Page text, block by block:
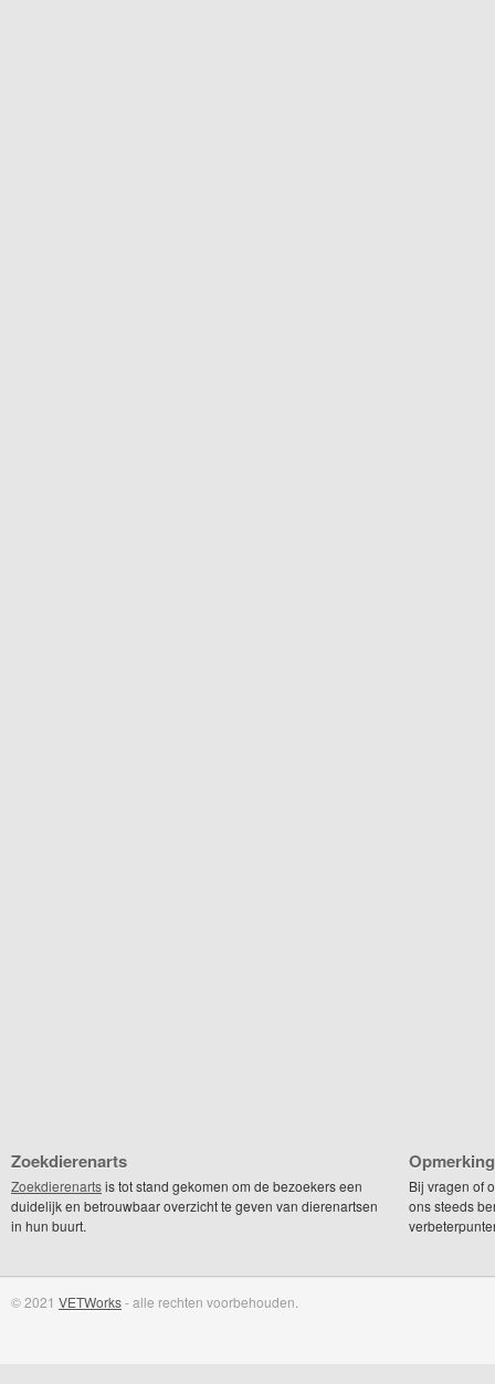
Zoekdierenarts
Zoekdierenartsis tot stand gekomen om de bezoekers een
duidelijk en betrouwbaar overzicht te geven van dierenartsen
in hun buurt.
Bij vragen of
ons steeds
© 2021 VETWorks- alle rechten voorbehouden.